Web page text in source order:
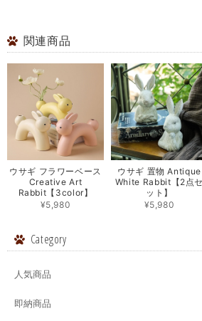
関連商品
ウサギ フラワーベース
Creative Art
Rabbit【3color】
¥5,980
ウサギ 置物 Antique
White Rabbit【2点セ
ット】
¥5,980
Category
人気商品
即納商品